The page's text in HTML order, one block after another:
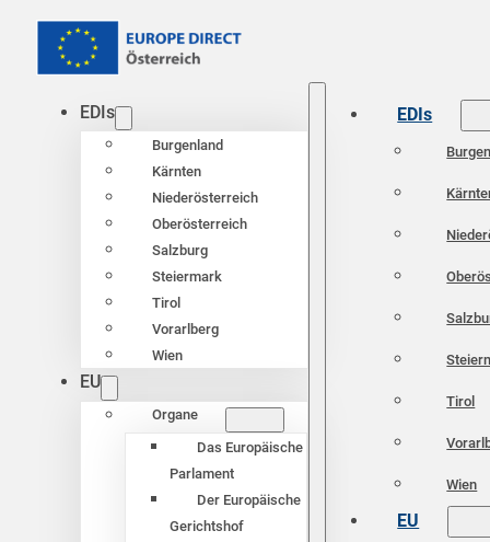
EDIs
Burgenland
Kärnten
Niederösterreich
Oberösterreich
Salzburg
Steiermark
Tirol
Vorarlberg
Wien
EU
Organe
Das Europäische
Parlament
Der Europäische
Gerichtshof
EDIs
Tirol
Wien
EU